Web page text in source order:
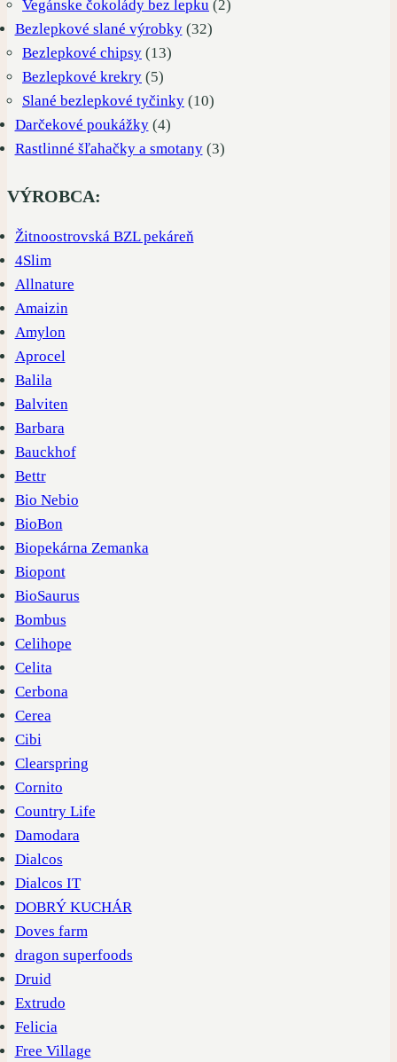
produkty
Vegánske čokolády bez lepku 22
Bezlepkové slané výrobky 3232
Bezlepkové chipsy 1313
Bezlepkové krekry 55
produktov
Slané bezlepkové tyčinky 1010
Darčekové poukážky 44
produkty
Rastlinné šľahačky a smotany 33
VÝROBCA:
Žitnoostrovská BZL pekáreň
4Slim
Allnature
Amaizin
Amylon
Aprocel
Balila
Balviten
Barbara
Bauckhof
Bettr
Bio Nebio
BioBon
Biopekárna Zemanka
Biopont
BioSaurus
Bombus
Celihope
Celita
Cerbona
Cerea
Cibi
Clearspring
Cornito
Country Life
Damodara
Dialcos
Dialcos IT
DOBRÝ KUCHÁR
Doves farm
dragon superfoods
Druid
Extrudo
Felicia
Free Village